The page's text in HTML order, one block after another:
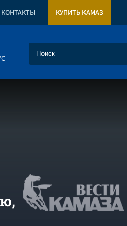
КОНТАКТЫ КУПИТЬ КАМАЗ